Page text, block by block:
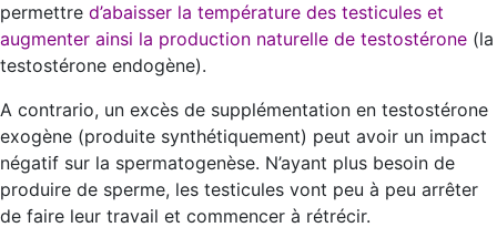
permettre d’abaisser la température des testicules et
augmenter ainsi la production naturelle de testostérone (la
testostérone endogène).
A contrario, un excès de supplémentation en testostérone
exogène (produite synthétiquement) peut avoir un impact
négatif sur la spermatogenèse. N’ayant plus besoin de
produire de sperme, les testicules vont peu à peu arrêter
de faire leur travail et commencer à rétrécir.